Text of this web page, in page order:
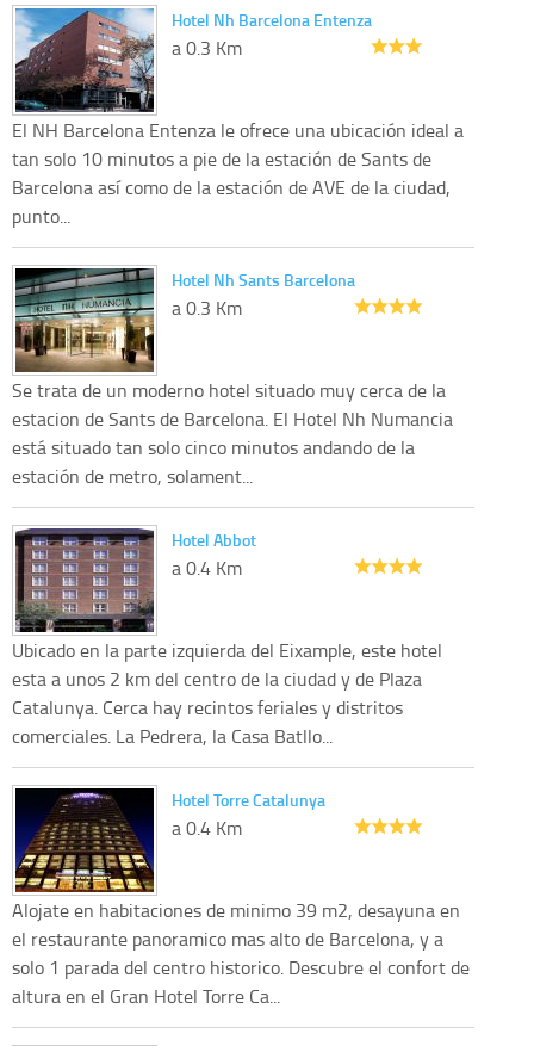
Hotel Nh Barcelona Entenza
a 0.3 Km
El NH Barcelona Entenza le ofrece una ubicación ideal a
tan solo 10 minutos a pie de la estación de Sants de
Barcelona así como de la estación de AVE de la ciudad,
punto...
Hotel Nh Sants Barcelona
a 0.3 Km
Se trata de un moderno hotel situado muy cerca de la
estacion de Sants de Barcelona. El Hotel Nh Numancia
está situado tan solo cinco minutos andando de la
estación de metro, solament...
Hotel Abbot
a 0.4 Km
Ubicado en la parte izquierda del Eixample, este hotel
esta a unos 2 km del centro de la ciudad y de Plaza
Catalunya. Cerca hay recintos feriales y distritos
comerciales. La Pedrera, la Casa Batllo...
Hotel Torre Catalunya
a 0.4 Km
Alojate en habitaciones de minimo 39 m2, desayuna en
el restaurante panoramico mas alto de Barcelona, y a
solo 1 parada del centro historico. Descubre el confort de
altura en el Gran Hotel Torre Ca...